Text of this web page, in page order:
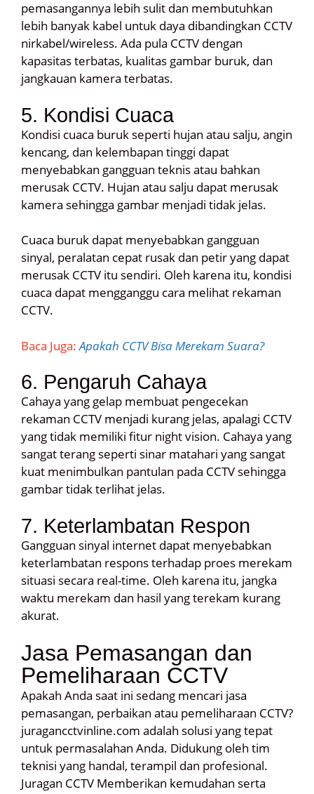
pemasangannya lebih sulit dan membutuhkan
lebih banyak kabel untuk daya dibandingkan CCTV
nirkabel/wireless. Ada pula CCTV dengan
kapasitas terbatas, kualitas gambar buruk, dan
jangkauan kamera terbatas.
5. Kondisi Cuaca
Kondisi cuaca buruk seperti hujan atau salju, angin
kencang, dan kelembapan tinggi dapat
menyebabkan gangguan teknis atau bahkan
merusak CCTV. Hujan atau salju dapat merusak
kamera sehingga gambar menjadi tidak jelas.
Cuaca buruk dapat menyebabkan gangguan
sinyal, peralatan cepat rusak dan petir yang dapat
merusak CCTV itu sendiri. Oleh karena itu, kondisi
cuaca dapat mengganggu cara melihat rekaman
CCTV.
Baca Juga:Apakah CCTV Bisa Merekam Suara?
6. Pengaruh Cahaya
Cahaya yang gelap membuat pengecekan
rekaman CCTV menjadi kurang jelas, apalagi CCTV
yang tidak memiliki fitur night vision. Cahaya yang
sangat terang seperti sinar matahari yang sangat
kuat menimbulkan pantulan pada CCTV sehingga
gambar tidak terlihat jelas.
7. Keterlambatan Respon
Gangguan sinyal internet dapat menyebabkan
keterlambatan respons terhadap proes merekam
situasi secara real-time. Oleh karena itu, jangka
waktu merekam dan hasil yang terekam kurang
akurat.
Jasa Pemasangan dan
Pemeliharaan CCTV
Apakah Anda saat ini sedang mencari jasa
pemasangan, perbaikan atau pemeliharaan CCTV?
juragancctvinline.com adalah solusi yang tepat
untuk permasalahan Anda. Didukung oleh tim
teknisi yang handal, terampil dan profesional.
Juragan CCTV Memberikan kemudahan serta